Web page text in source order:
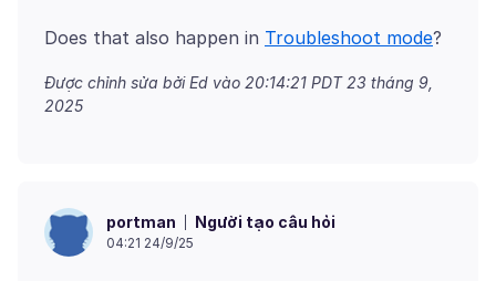
Does that also happen in Troubleshoot mode
Được chỉnh sửa bởi Ed vào 20:14:21 PDT 23 tháng 9,
2025
portman Người tạo câu hỏi
04:21 24/9/25